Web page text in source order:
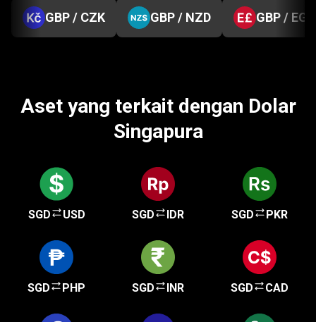
GBP / CZK GBP / NZD GBP / EGP
Aset yang terkait dengan Dolar
Singapura
SGD USD SGD IDR SGD PKR
SGD PHP SGD INR SGD CAD